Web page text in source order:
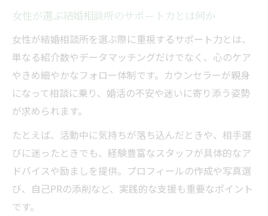
り方
る？
婚活女性が安心できるカウンセラーの特徴
女性が結婚相談所で成功するための相談術
納得できる婚活を実現する安心の場とは
結婚相談所で女性が納得できる婚活を進め
る秘訣
サポート力が女性の婚活満足度に影響する
理由
女性が選ぶ結婚相談所のサポート力とは何か
女性が結婚相談所を選ぶ際に重視するサポート力とは、
単なる紹介数やデータマッチングだけでなく、心のケア
やきめ細やかなフォロー体制です。カウンセラーが親身
になって相談に乗り、婚活の不安や迷いに寄り添う姿勢
が求められます。
たとえば、活動中に気持ちが落ち込んだときや、相手選
びに迷ったときでも、経験豊富なスタッフが具体的なア
ドバイスや励ましを提供。プロフィールの作成や写真選
び、自己PRの添削など、実践的な支援も重要なポイント
です。